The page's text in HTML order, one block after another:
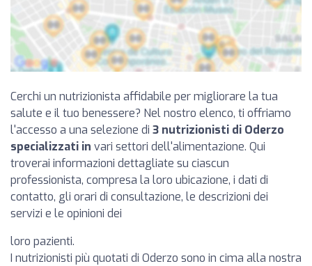
Cerchi un nutrizionista affidabile per migliorare la tua
salute e il tuo benessere? Nel nostro elenco, ti offriamo
l'accesso a una selezione di 3 nutrizionisti di Oderzo
specializzati in vari settori dell'alimentazione. Qui
troverai informazioni dettagliate su ciascun
professionista, compresa la loro ubicazione, i dati di
contatto, gli orari di consultazione, le descrizioni dei
servizi e le opinioni dei
loro pazienti.
I nutrizionisti più quotati di Oderzo sono in cima alla nostra